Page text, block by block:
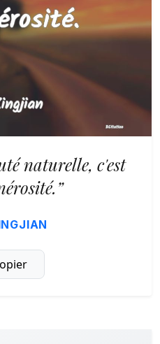
naturelle, c'est